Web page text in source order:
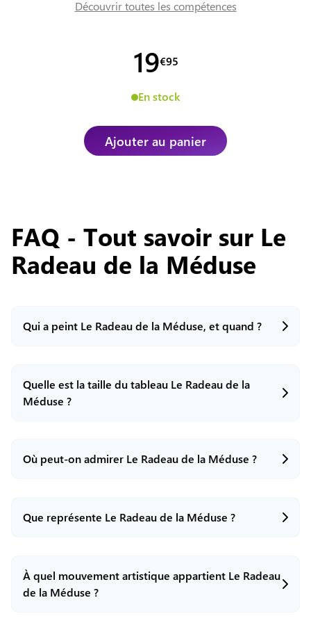
Découvrir toutes les compétences
19€95
En stock
Ajouter au panier
FAQ - Tout savoir sur Le
Radeau de la Méduse
Qui a peint Le Radeau de la Méduse, et quand ?
Il a été peint par le peintre français Théodore
Géricault entre 1818 et 1819.
Quelle est la taille du tableau Le Radeau de la
Méduse ?
Il mesure 491 cm de hauteur sur 716 cm de
Où peut-on admirer Le Radeau de la Méduse ?
Le Radeau de la Méduse est conservé au Musée
Que représente Le Radeau de la Méduse ?
La toile illustre le drame du naufrage de la frégate
française La Méduse en 1816. Des centaines de
À quel mouvement artistique appartient Le Radeau
de la Méduse ?